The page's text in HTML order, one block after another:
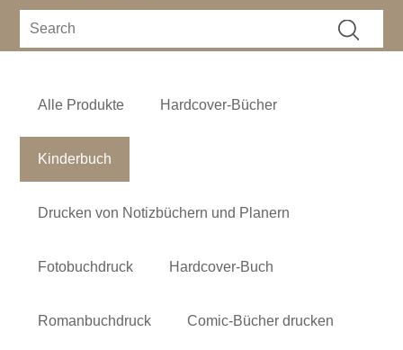
Alle Produkte Hardcover-Bücher
Kinderbuch
Drucken von Notizbüchern und Planern
Fotobuchdruck Hardcover-Buch
Romanbuchdruck Comic-Bücher drucken